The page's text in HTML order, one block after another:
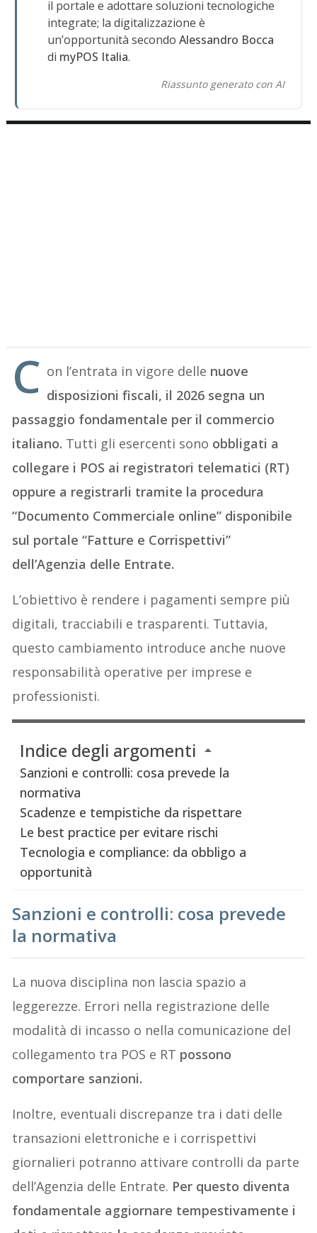
il portale e adottare soluzioni tecnologiche
integrate; la digitalizzazione è
un’opportunità secondoAlessandro Bocca
di myPOS Italia.
Riassunto generato con AI
C on l’entrata in vigore delle nuove
disposizioni fiscali, il 2026 segna un
passaggio fondamentale per il commercio
italiano. Tutti gli esercenti sono obbligati a
collegare i POS ai registratori telematici (RT)
oppure a registrarli tramite la procedura
“Documento Commerciale online” disponibile
sul portale “Fatture e Corrispettivi”
dell’Agenzia delle Entrate.
L’obiettivo è rendere i pagamenti sempre più
digitali, tracciabili e trasparenti. Tuttavia,
questo cambiamento introduce anche nuove
responsabilità operative per imprese e
professionisti.
Indice degli argomenti
Sanzioni e controlli: cosa prevede la
normativa
Scadenze e tempistiche da rispettare
Le best practice per evitare rischi
Tecnologia e compliance: da obbligo a
opportunità
Sanzioni e controlli: cosa prevede
la normativa
La nuova disciplina non lascia spazio a
leggerezze. Errori nella registrazione delle
modalità di incasso o nella comunicazione del
collegamento tra POS e RT possono
comportare sanzioni.
Inoltre, eventuali discrepanze tra i dati delle
transazioni elettroniche e i corrispettivi
giornalieri potranno attivare controlli da parte
dell’Agenzia delle Entrate. Per questo diventa
fondamentale aggiornare tempestivamente i